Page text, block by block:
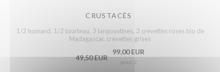
CRUSTACÉS
1/2 homard, 1/2 tourteau, 3 langoustines, 3 crevettes roses bio de
Madagascar, crevettes grises
49,50 EUR
99,00 EUR
pour 2